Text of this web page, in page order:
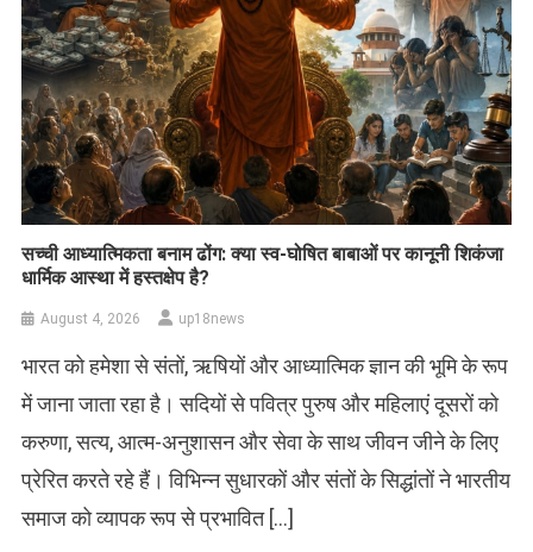
सच्ची आध्यात्मिकता बनाम ढोंग: क्या स्व-घोषित बाबाओं पर कानूनी शिकंजा
धार्मिक आस्था में हस्तक्षेप है?
August 4, 2026 up18news
भारत को हमेशा से संतों, ऋषियों और आध्यात्मिक ज्ञान की भूमि के रूप
में जाना जाता रहा है। सदियों से पवित्र पुरुष और महिलाएं दूसरों को
करुणा, सत्य, आत्म-अनुशासन और सेवा के साथ जीवन जीने के लिए
प्रेरित करते रहे हैं। विभिन्न सुधारकों और संतों के सिद्धांतों ने भारतीय
समाज को व्यापक रूप से प्रभावित […]